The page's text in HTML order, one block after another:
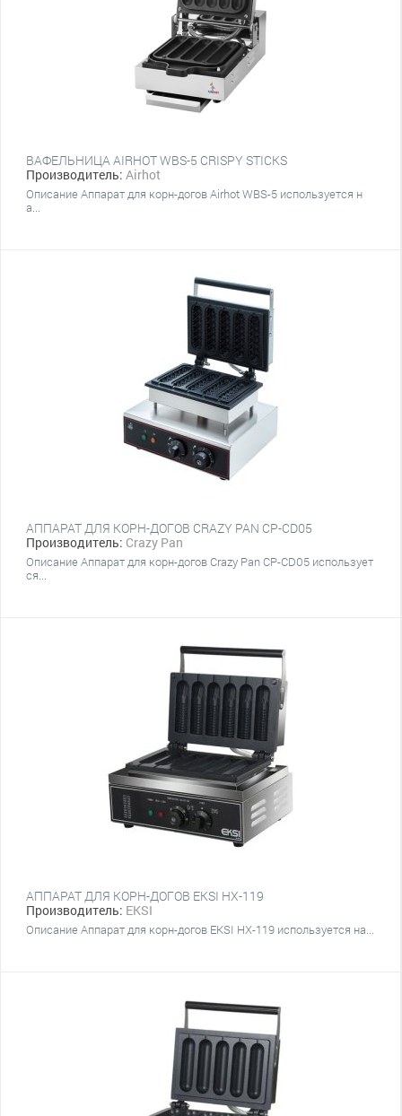
ВАФЕЛЬНИЦА AIRHOT WBS-5 CRISPY STICKS
Производитель: Airhot
Описание Аппарат для корн-догов Airhot WBS-5 используется н
а...
АППАРАТ ДЛЯ КОРН-ДОГОВ CRAZY PAN CP-CD05
Производитель: Crazy Pan
Описание Аппарат для корн-догов Crazy Pan CP-CD05 использует
ся...
АППАРАТ ДЛЯ КОРН-ДОГОВ EKSI HX-119
Производитель: EKSI
Описание Аппарат для корн-догов EKSI HX-119 используется на...